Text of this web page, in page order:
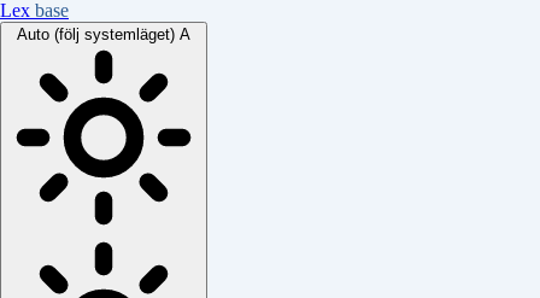
Lex base
Auto (följ systemläget) A